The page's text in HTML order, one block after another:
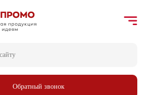
Обратный звонок